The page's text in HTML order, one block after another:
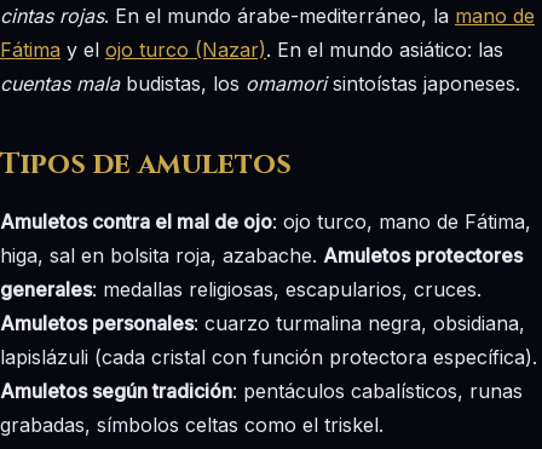
cintas rojas. En el mundo árabe-mediterráneo, la mano de
Fátima y el ojo turco (Nazar). En el mundo asiático: las
cuentas malabudistas, los omamorisintoístas japoneses.
Tipos de amuletos
Amuletos contra el mal de ojo: ojo turco, mano de Fátima,
higa, sal en bolsita roja, azabache. Amuletos protectores
generales: medallas religiosas, escapularios, cruces.
Amuletos personales: cuarzo turmalina negra, obsidiana,
lapislázuli (cada cristal con función protectora específica).
Amuletos según tradición: pentáculos cabalísticos, runas
grabadas, símbolos celtas como el triskel.